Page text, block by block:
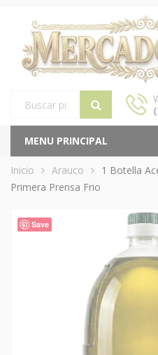
Products
search
MENU PRINCIPAL
Inicio Arauco
1 Botella
Primera Prensa Frio
Save